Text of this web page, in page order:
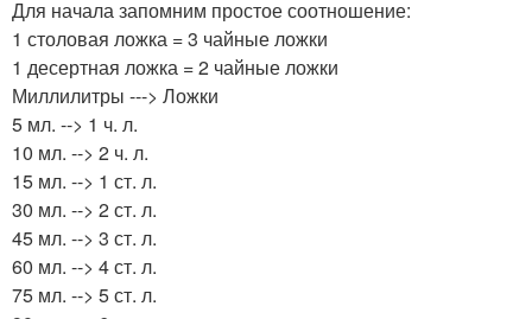
Для начала запомним простое соотношение:
1 столовая ложка = 3 чайные ложки
1 десертная ложка = 2 чайные ложки
Миллилитры ---> Ложки
5 мл. --> 1 ч. л.
10 мл. --> 2 ч. л.
15 мл. --> 1 ст. л.
30 мл. --> 2 ст. л.
45 мл. --> 3 ст. л.
60 мл. --> 4 ст. л.
75 мл. --> 5 ст. л.